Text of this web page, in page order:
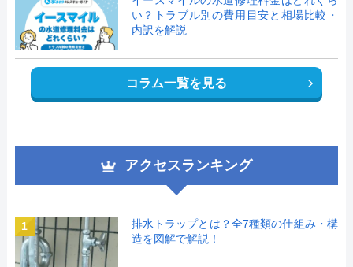
い？トラブル別の費用目安と相場比較・
内訳を解説
コラム一覧を見る
アクセスランキング
1
排水トラップとは？全7種類の仕組み・構
造を図解で解説！